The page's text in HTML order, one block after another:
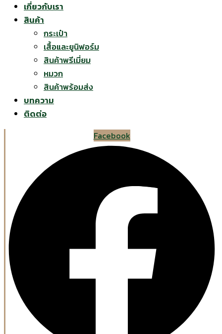
เกี่ยวกับเรา
สินค้า
กระเป๋า
เสื้อและยูนิฟอร์ม
สินค้าพรีเมี่ยม
หมวก
สินค้าพร้อมส่ง
บทความ
ติดต่อ
Facebook